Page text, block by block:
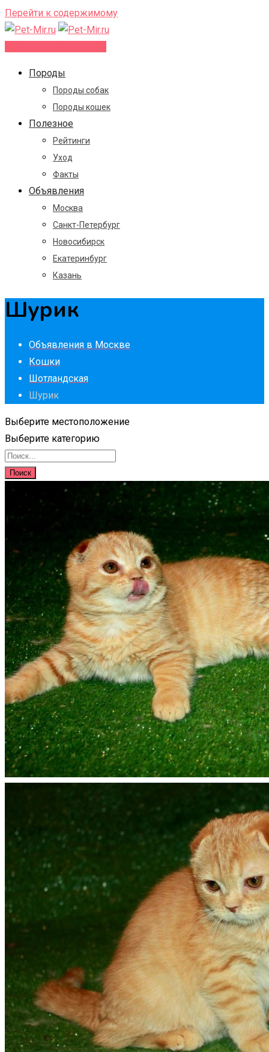
Перейти к содержимому
Породы
Породы собак
Породы кошек
Полезное
Рейтинги
Уход
Факты
Объявления
Москва
Санкт-Петербург
Новосибирск
Екатеринбург
Казань
Шурик
Объявления в Москве
Кошки
Шотландская
Шурик
Выберите местоположение
Выберите категорию
Поиск